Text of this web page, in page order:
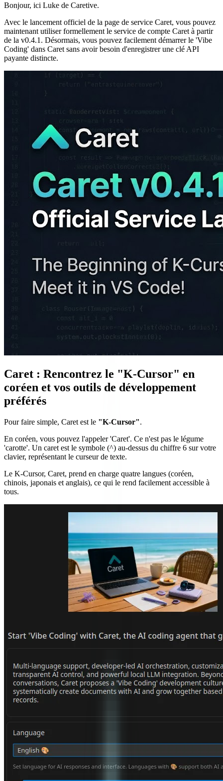
Bonjour, ici Luke de Caretive.
Avec le lancement officiel de la page de service Caret, vous pouvez
maintenant utiliser formellement le service de compte Caret à partir
de la v0.4.1. Désormais, vous pouvez facilement démarrer le 'Vibe
Coding' dans Caret sans avoir besoin d'enregistrer une clé API
payante distincte.
Caret : Rencontrez le "K-Cursor" en
coréen et vos outils de développement
préférés
Pour faire simple, Caret est le "K-Cursor".
En coréen, vous pouvez l'appeler 'Caret'. Ce n'est pas le légume
'carotte'. Un caret est le symbole (^) au-dessus du chiffre 6 sur votre
clavier, représentant le curseur de texte.
Le K-Cursor, Caret, prend en charge quatre langues (coréen,
chinois, japonais et anglais), ce qui le rend facilement accessible à
tous.